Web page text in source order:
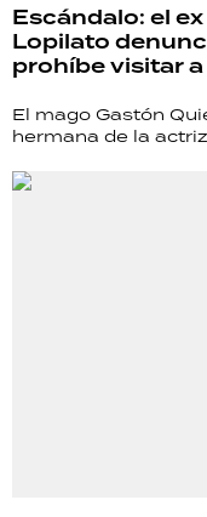
Escándalo: el
Lopilato
prohíbe visitar
El mago Gastón
hermana de la